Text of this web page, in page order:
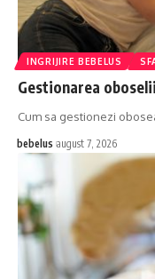
INGRIJIRE BEBELUS
Gestionarea
Cum sa gestionezi
bebelus august 7, 2026